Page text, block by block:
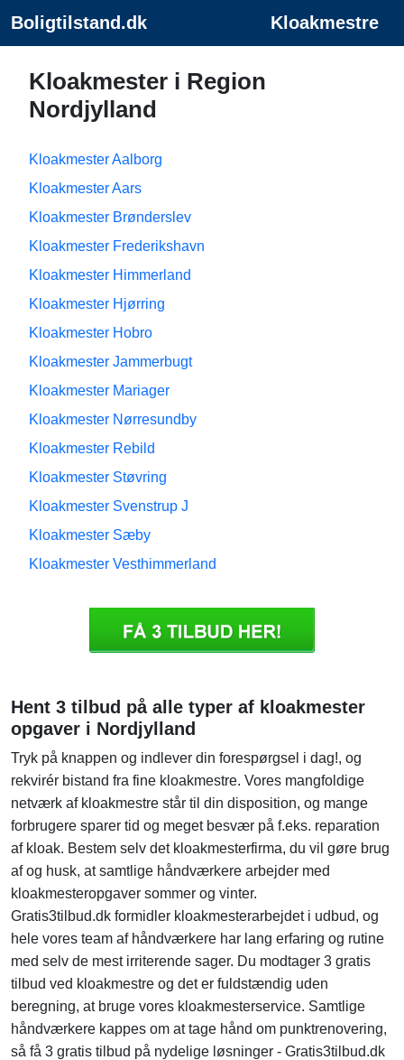
Boligtilstand.dk Kloakmestre
Kloakmester i Region
Nordjylland
Kloakmester Aalborg
Kloakmester Aars
Kloakmester Brønderslev
Kloakmester Frederikshavn
Kloakmester Himmerland
Kloakmester Hjørring
Kloakmester Hobro
Kloakmester Jammerbugt
Kloakmester Mariager
Kloakmester Nørresundby
Kloakmester Rebild
Kloakmester Støvring
Kloakmester Svenstrup J
Kloakmester Sæby
Kloakmester Vesthimmerland
Hent 3 tilbud på alle typer af kloakmester
opgaver i Nordjylland
Tryk på knappen og indlever din forespørgsel i dag!, og
rekvirér bistand fra fine kloakmestre. Vores mangfoldige
netværk af kloakmestre står til din disposition, og mange
forbrugere sparer tid og meget besvær på f.eks. reparation
af kloak. Bestem selv det kloakmesterfirma, du vil gøre brug
af og husk, at samtlige håndværkere arbejder med
kloakmesteropgaver sommer og vinter.
Gratis3tilbud.dk formidler kloakmesterarbejdet i udbud, og
hele vores team af håndværkere har lang erfaring og rutine
med selv de mest irriterende sager. Du modtager 3 gratis
tilbud ved kloakmestre og det er fuldstændig uden
beregning, at bruge vores kloakmesterservice. Samtlige
håndværkere kappes om at tage hånd om punktrenovering,
så få 3 gratis tilbud på nydelige løsninger - Gratis3tilbud.dk